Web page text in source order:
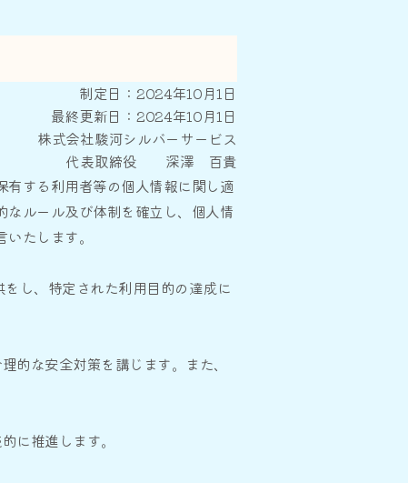
制定日：2024年10月1日
最終更新日：2024年10月1日
株式会社駿河シルバーサービス
代表取締役 深澤 百貴
する利用者等の個人情報に関し適
ルール及び体制を確立し、個人情
たします。
し、特定された利用目的の達成に
な安全対策を講じます。また、
に推進します。